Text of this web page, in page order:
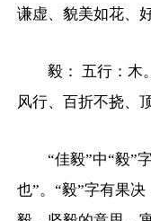
谦虚、貌美如花、
毅： 五行：木
风行、百折不挠、
“佳毅”中“毅”
也”。“毅”字有果